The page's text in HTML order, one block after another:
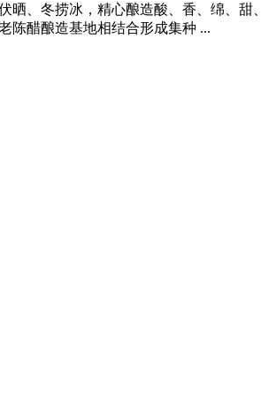
晒、冬捞冰，精心酿造酸、香、绵、甜
陈醋酿造基地相结合形成集种 ...